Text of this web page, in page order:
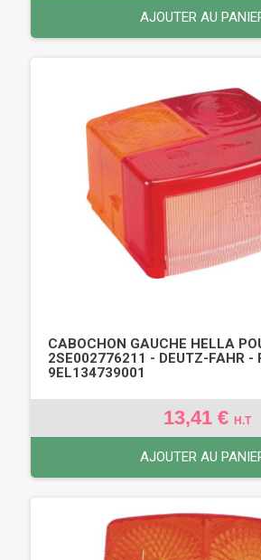
AJOUTER AU
CABOCHON GAUCHE HELLA
2SE002776211 - DEUTZ-FAHR -
9EL134739001
13,41 € H.T
AJOUTER AU